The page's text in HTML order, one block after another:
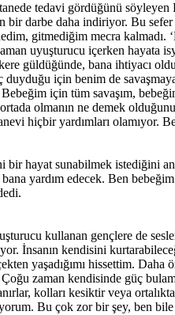
tedavi gördüğünü
bir darbe daha indiriyor. Bu
gitmediğim mecra
uyuşturucu içerken
güldüğünde, bana ihtiyacı
için benim de
için tüm savaşım,
olmanın ne demek
hiçbir yardımları olamıyor.
hayat sunabilmek istediğini
yardım edecek. Ben bebeğim
kullanan gençlere de
İnsanın kendisini
yaşadığımı hissettim. Daha
zaman kendisinde güç
kolları kesiktir veya
Bu çok zor bir şey, ben